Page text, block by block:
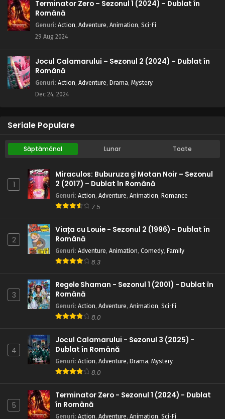
Terminator Zero – Sezonul 1 (2024) – Dublat în
Română
Genuri: Action, Adventure, Animation, Sci-Fi
29 Aug 2024
Jocul Calamarului – Sezonul 2 (2024) – Dublat în
Română
Genuri: Action, Adventure, Drama, Mystery
Dec 24, 2024
Seriale Populare
Săptămânal Lunar Toate
1
Miraculos: Buburuza şi Motan Noir – Sezonul
2 (2017) – Dublat în Română
Genuri: Action, Adventure, Animation, Romance
7.5
2
Viața cu Louie - Sezonul 2 (1996) - Dublat în
Română
Genuri: Adventure, Animation, Comedy, Family
8.3
3
Regele Shaman - Sezonul 1 (2001) - Dublat în
Română
Genuri: Action, Adventure, Animation, Sci-Fi
8.0
4
Jocul Calamarului - Sezonul 3 (2025) -
Dublat în Română
Genuri: Action, Adventure, Drama, Mystery
8.0
5
Terminator Zero - Sezonul 1 (2024) - Dublat
în Română
Genuri: Action, Adventure, Animation, Sci-Fi